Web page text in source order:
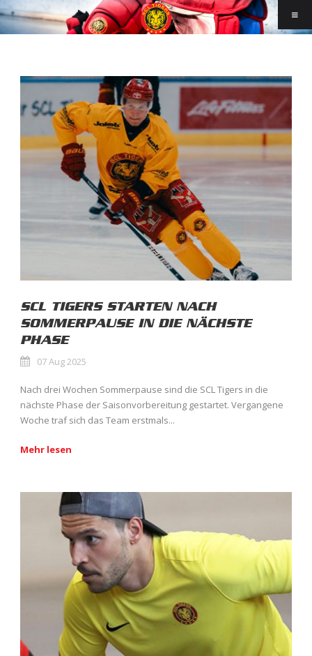
SCL TIGERS STARTEN NACH
SOMMERPAUSE IN DIE NÄCHSTE
PHASE
07 Aug 2025
Nach drei Wochen Sommerpause sind die SCL Tigers in die
nächste Phase der Saisonvorbereitung gestartet. Vergangene
Woche traf sich das Team erstmals...
Mehr lesen